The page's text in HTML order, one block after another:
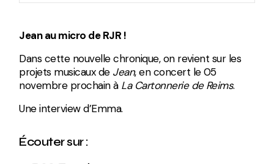
Jean au micro de RJR !
Dans cette nouvelle chronique, on revient sur les
projets musicaux de Jean, en concert le 05
novembre prochain à La Cartonnerie de Reims.
Une interview d’Emma.
Écouter sur :